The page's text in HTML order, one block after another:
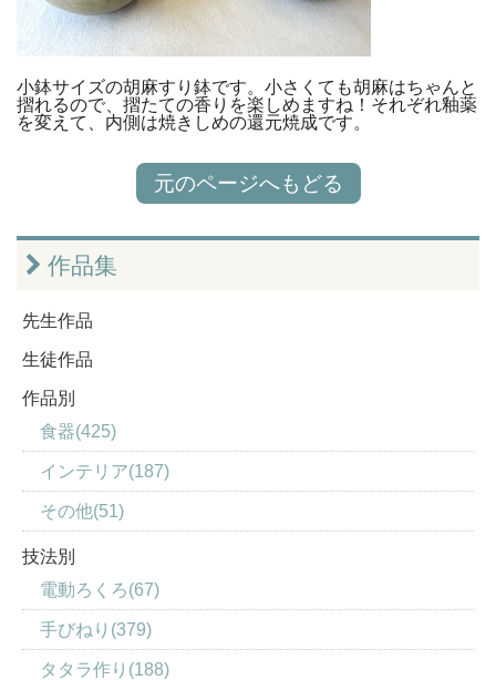
小鉢サイズの胡麻すり鉢です。小さくても胡麻はちゃんと
摺れるので、摺たての香りを楽しめますね！それぞれ釉薬
を変えて、内側は焼きしめの還元焼成です。
元のページへもどる
作品集
先生作品
生徒作品
作品別
食器(425)
インテリア(187)
その他(51)
技法別
電動ろくろ(67)
手びねり(379)
タタラ作り(188)